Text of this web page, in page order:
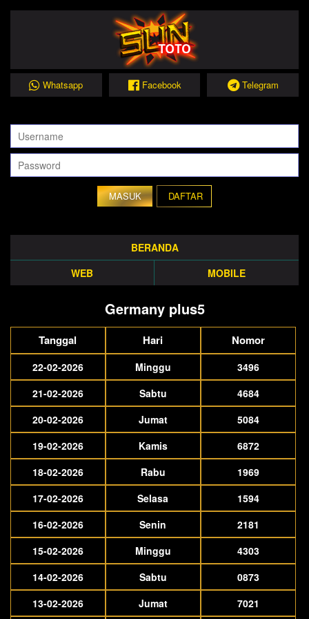
Whatsapp Facebook Telegram
DAFTAR
BERANDA
WEB
MOBILE
Germany plus5
Tanggal Hari Nomor
22-02-2026 Minggu
3496
21-02-2026
Sabtu
4684
20-02-2026
Jumat
5084
19-02-2026
Kamis
6872
18-02-2026
Rabu
1969
17-02-2026
Selasa
1594
16-02-2026
Senin
2181
15-02-2026
Minggu
4303
14-02-2026
Sabtu
0873
13-02-2026
Jumat 7021